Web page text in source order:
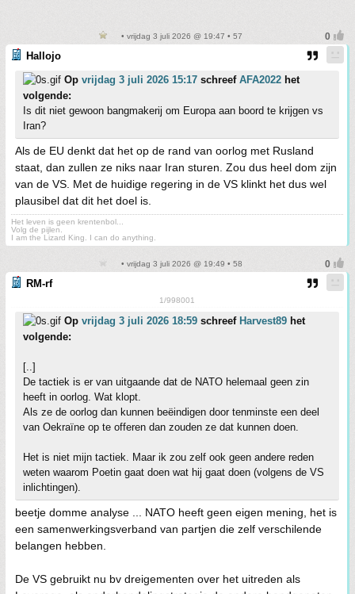
• vrijdag 3 juli 2026 @ 19:47 • 57
Hallojo
Op vrijdag 3 juli 2026 15:17 schreef AFA2022 het
volgende:
Is dit niet gewoon bangmakerij om Europa aan boord te krijgen vs
Iran?
Als de EU denkt dat het op de rand van oorlog met Rusland
staat, dan zullen ze niks naar Iran sturen. Zou dus heel dom zijn
van de VS. Met de huidige regering in de VS klinkt het dus wel
plausibel dat dit het doel is.
Het leven is geen krentenbol...
Volg de pijlen.
I am the Lizard King. I can do anything.
• vrijdag 3 juli 2026 @ 19:49 • 58
RM-rf
1/998001
Op vrijdag 3 juli 2026 18:59 schreef Harvest89 het
volgende:
[..]
De tactiek is er van uitgaande dat de NATO helemaal geen zin
heeft in oorlog. Wat klopt.
Als ze de oorlog dan kunnen beëindigen door tenminste een deel
van Oekraïne op te offeren dan zouden ze dat kunnen doen.
Het is niet mijn tactiek. Maar ik zou zelf ook geen andere reden
weten waarom Poetin gaat doen wat hij gaat doen (volgens de VS
inlichtingen).
beetje domme analyse ... NATO heeft geen eigen mening, het is
een samenwerkingsverband van partjen die zelf verschilende
belangen hebben.
De VS gebruikt nu bv dreigementen over het uitreden als